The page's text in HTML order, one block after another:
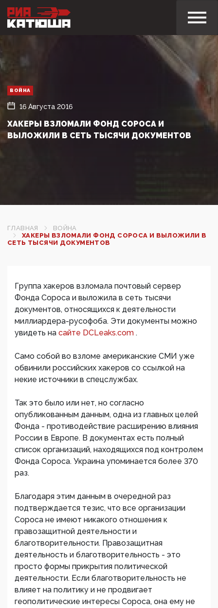
ВОЙНА
16 Августа 2016
ХАКЕРЫ ВЗЛОМАЛИ ФОНД СОРОСА И
ВЫЛОЖИЛИ В СЕТЬ ТЫСЯЧИ ДОКУМЕНТОВ
ГЛАВНАЯ
ВОЙНА
ХАКЕРЫ ВЗЛОМАЛИ ФОНД СОРОСА И ВЫЛОЖИЛИ В
СЕТЬ ТЫСЯЧИ ДОКУМЕНТОВ
Группа хакеров взломала почтовый сервер
Фонда Сороса и выложила в сеть тысячи
документов, относящихся к деятельности
миллиардера-русофоба. Эти документы можно
увидеть на сайте DCLeaks.com .
Само собой во взломе американские СМИ уже
обвинили российских хакеров со ссылкой на
некие источники в спецслужбах.
Так это было или нет, но согласно
опубликованным данным, одна из главных целей
Фонда - противодействие расширению влияния
России в Европе. В документах есть полный
список организаций, находящихся под контролем
Фонда Сороса. Украина упоминается более 370
раз.
Благодаря этим данным в очередной раз
подтверждается тезис, что все организации
Сороса не имеют никакого отношения к
правозащитной деятельности и
благотворительности. Правозащитная
деятельность и благотворительность - это
просто формы прикрытия политической
деятельности. Если благотворительность не
влияет на политику и не продвигает
геополитические интересы Сороса, она ему не